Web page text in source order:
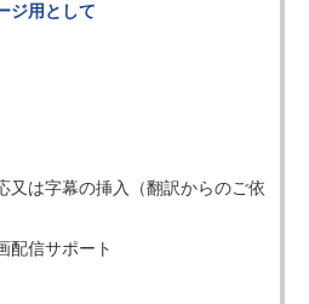
ジ用として
又は字幕の挿入（翻訳からのご依
配信サポート